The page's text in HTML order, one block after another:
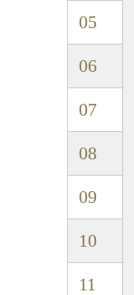
05
06
07
08
09
10
11